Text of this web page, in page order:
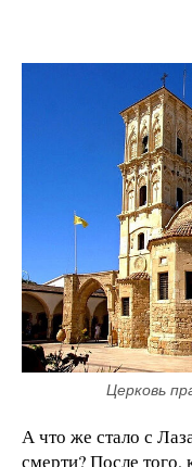
Церковь
А что же стало с
смерти? После того,